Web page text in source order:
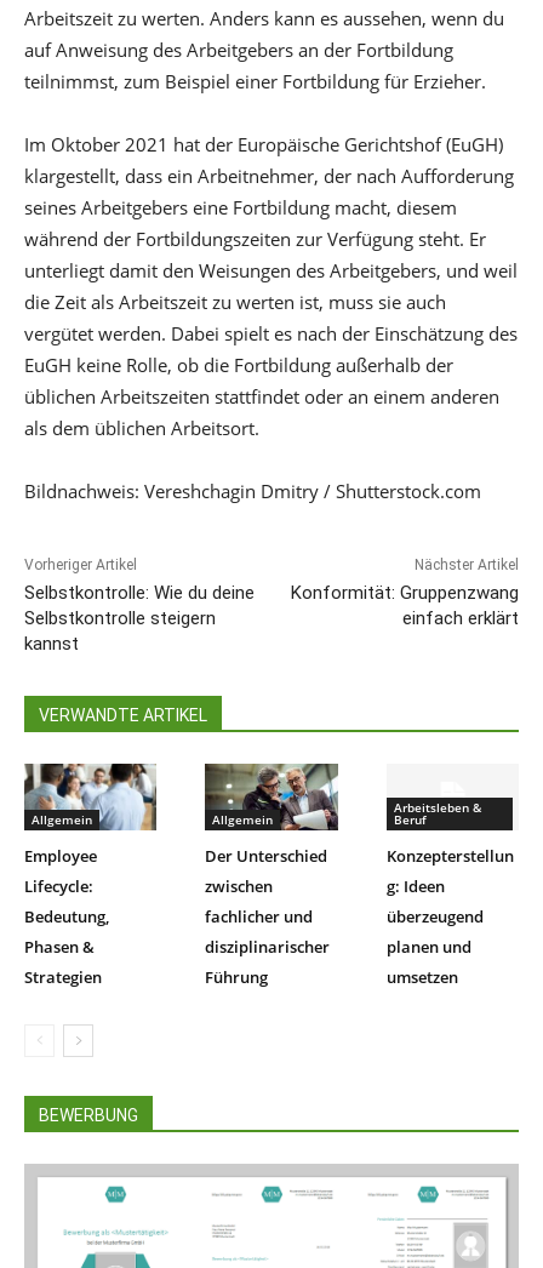
Arbeitszeit zu werten. Anders kann es aussehen, wenn du
auf Anweisung des Arbeitgebers an der Fortbildung
teilnimmst, zum Beispiel einer Fortbildung für Erzieher.
Im Oktober 2021 hat der Europäische Gerichtshof (EuGH)
klargestellt, dass ein Arbeitnehmer, der nach Aufforderung
seines Arbeitgebers eine Fortbildung macht, diesem
während der Fortbildungszeiten zur Verfügung steht. Er
unterliegt damit den Weisungen des Arbeitgebers, und weil
die Zeit als Arbeitszeit zu werten ist, muss sie auch
vergütet werden. Dabei spielt es nach der Einschätzung des
EuGH keine Rolle, ob die Fortbildung außerhalb der
üblichen Arbeitszeiten stattfindet oder an einem anderen
als dem üblichen Arbeitsort.
Bildnachweis: Vereshchagin Dmitry / Shutterstock.com
Vorheriger Artikel
Selbstkontrolle: Wie du deine
Selbstkontrolle steigern
kannst
Nächster Artikel
Konformität: Gruppenzwang
einfach erklärt
VERWANDTE ARTIKEL
Allgemein
Employee
Lifecycle:
Bedeutung,
Phasen &
Strategien
Allgemein
Der Unterschied
zwischen
fachlicher und
disziplinarischer
Führung
Arbeitsleben &
Beruf
Konzepterstellun
g: Ideen
überzeugend
planen und
umsetzen
BEWERBUNG